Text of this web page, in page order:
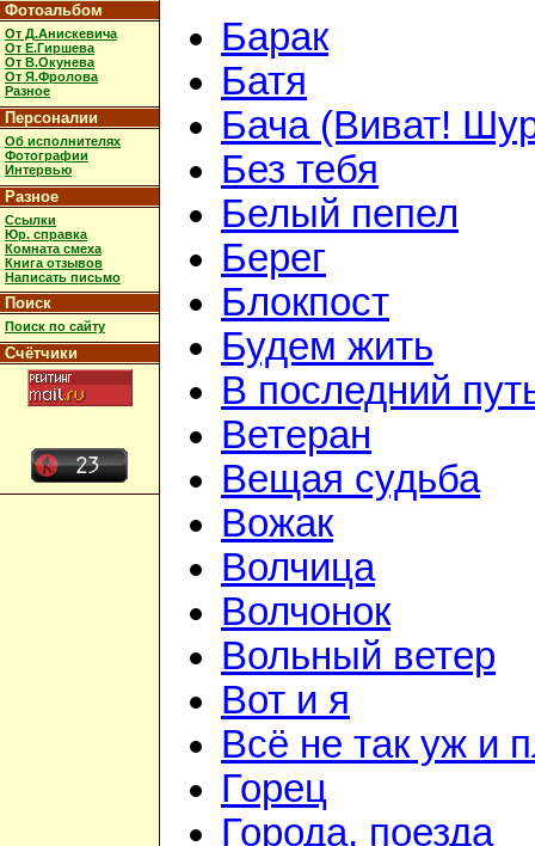
Фотоальбом
От Д.Анискевича
От Е.Гиршева
От В.Окунева
От Я.Фролова
Разное
Персоналии
Об исполнителях
Фотографии
Интервью
Разное
Ссылки
Юр. справка
Комната смеха
Книга отзывов
Написать письмо
Поиск
Поиск по сайту
Счётчики
Барак
Батя
Бача (Виват!
Без тебя
Белый пепел
Берег
Блокпост
Будем жить
В последний
Ветеран
Вещая судьба
Вожак
Волчица
Волчонок
Вольный ветер
Вот и я
Всё не так уж и
Горец
Города, поезда